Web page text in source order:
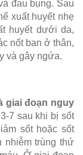
đau bụng. Sau
xuất huyết nhẹ
huyết dưới da,
nốt ban ở thân,
và gây ngứa.
giai đoạn nguy
7 sau khi bị sốt
sốt hoặc sốt
nhiễm trùng thứ